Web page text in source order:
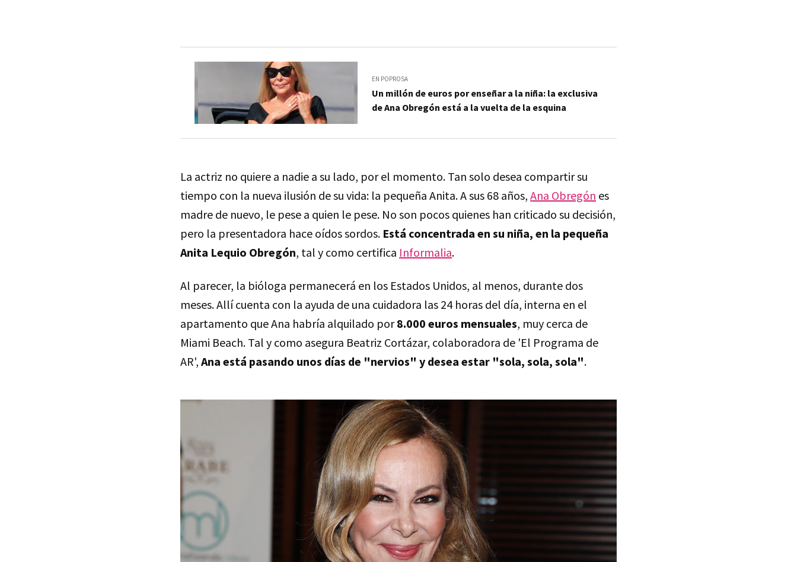
EN POPROSA
Un millón de euros por enseñar a la niña: la exclusiva
de Ana Obregón está a la vuelta de la esquina
La actriz no quiere a nadie a su lado, por el momento. Tan solo desea compartir su
tiempo con la nueva ilusión de su vida: la pequeña Anita. A sus 68 años, Ana Obregón es
madre de nuevo, le pese a quien le pese. No son pocos quienes han criticado su decisión,
pero la presentadora hace oídos sordos. Está concentrada en su niña, en la pequeña
Anita Lequio Obregón, tal y como certifica Informalia.
Al parecer, la bióloga permanecerá en los Estados Unidos, al menos, durante dos
meses. Allí cuenta con la ayuda de una cuidadora las 24 horas del día, interna en el
apartamento que Ana habría alquilado por8.000 euros mensuales, muy cerca de
Miami Beach. Tal y como asegura Beatriz Cortázar, colaboradora de 'El Programa de
AR', Ana está pasando unos días de "nervios" y desea estar "sola, sola, sola".